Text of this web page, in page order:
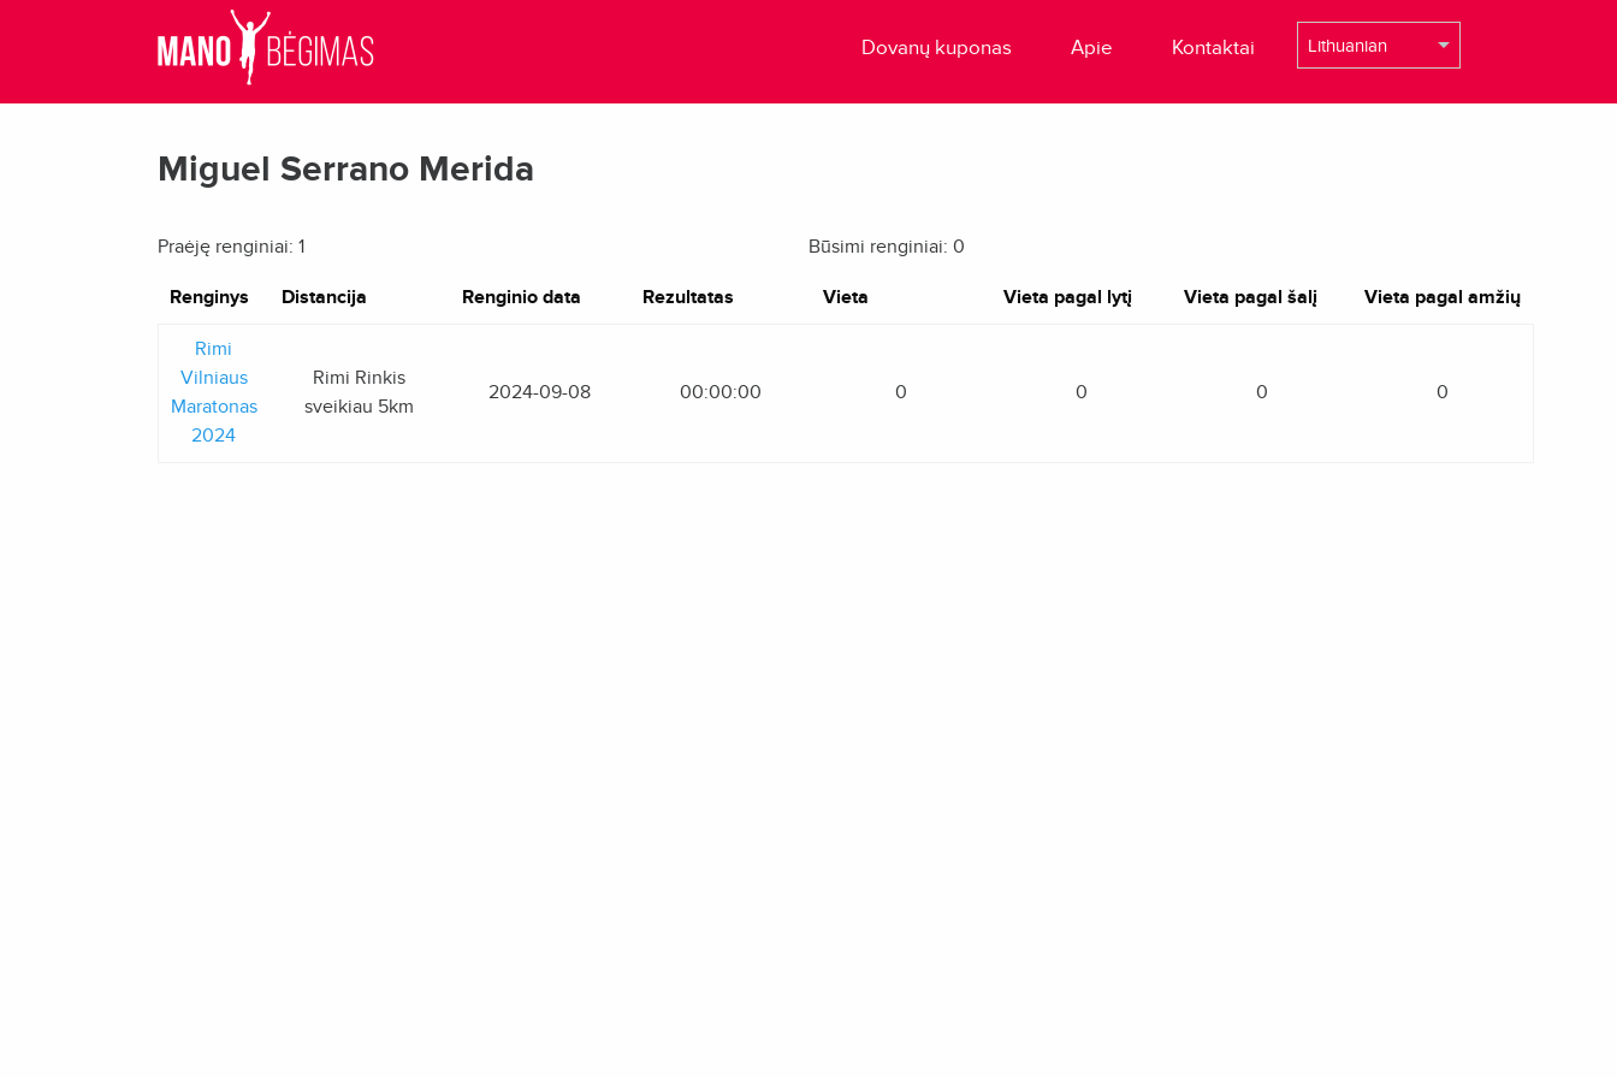
Dovanų kuponas Apie Kontaktai
Miguel Serrano Merida
Praėję renginiai: 1 Būsimi renginiai: 0
Renginys Distancija Renginio data Rezultatas Vieta Vieta pagal lytį Vieta pagal šalį Vieta pagal amžių
Rimi
Vilniaus
Maratonas
2024
Rimi Rinkis
sveikiau 5km
2024-09-08 00:00:00 0 0 0 0